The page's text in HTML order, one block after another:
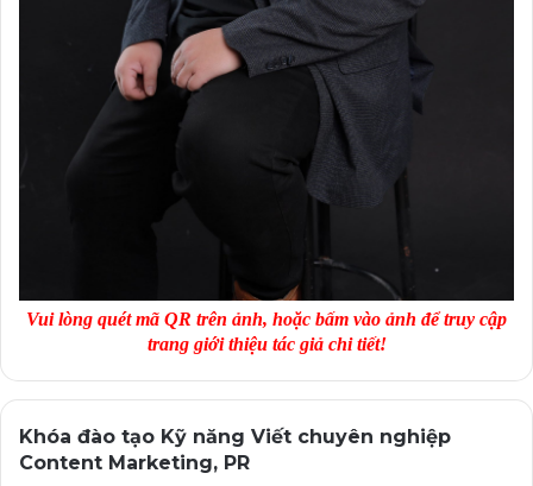
Vui lòng quét mã QR trên ảnh, hoặc bấm vào ảnh để truy cập
trang giới thiệu tác giả chi tiết!
Khóa đào tạo Kỹ năng Viết chuyên nghiệp
Content Marketing, PR